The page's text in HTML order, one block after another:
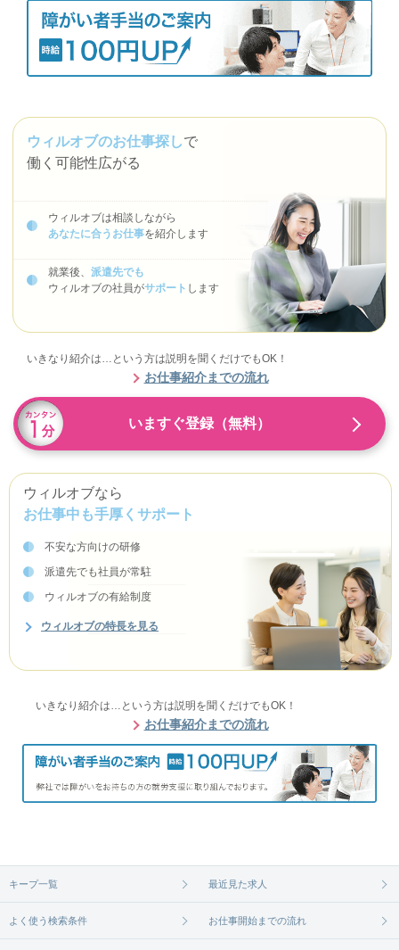
ウィルオブのお仕事探しで
働く可能性広がる
ウィルオブは相談しながら
あなたに合うお仕事を紹介します
就業後、 派遣先でも
ウィルオブの社員がサポート します
いきなり紹介は…という方は説明を聞くだけでもOK！
お仕事紹介までの流れ
いますぐ登録（無料）
ウィルオブなら
お仕事中も手厚くサポート
不安な方向けの研修
派遣先でも社員が常駐
ウィルオブの有給制度
ウィルオブの特長を見る
いきなり紹介は…という方は説明を聞くだけでもOK！
お仕事紹介までの流れ
キープ一覧 最近見た求人
よく使う検索条件 お仕事開始までの流れ